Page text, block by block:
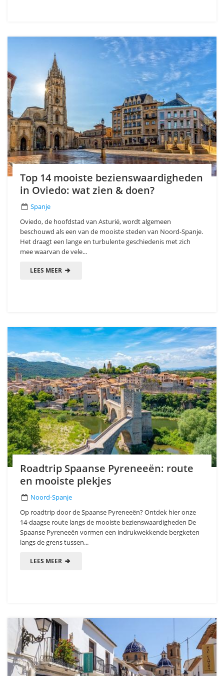
Top 14 mooiste bezienswaardigheden
in Oviedo: wat zien & doen?
Spanje
Oviedo, de hoofdstad van Asturië, wordt algemeen
beschouwd als een van de mooiste steden van Noord-Spanje.
Het draagt een lange en turbulente geschiedenis met zich
mee waarvan de vele...
LEES MEER
Roadtrip Spaanse Pyreneeën: route
en mooiste plekjes
Noord-Spanje
Op roadtrip door de Spaanse Pyreneeën? Ontdek hier onze
14-daagse route langs de mooiste bezienswaardigheden De
Spaanse Pyreneeën vormen een indrukwekkende bergketen
langs de grens tussen...
LEES MEER